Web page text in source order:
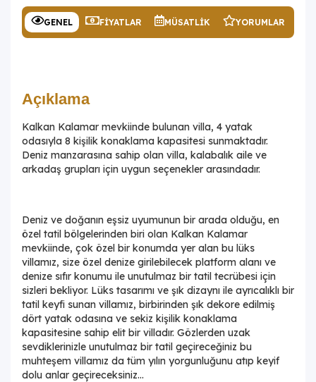
GENEL FIYATLAR MÜSATLIK YORUMLAR
Açıklama
Kalkan Kalamar mevkiinde bulunan villa, 4 yatak
odasıyla 8 kişilik konaklama kapasitesi sunmaktadır.
Deniz manzarasına sahip olan villa, kalabalık aile ve
arkadaş grupları için uygun seçenekler arasındadır.
Deniz ve doğanın eşsiz uyumunun bir arada olduğu, en
özel tatil bölgelerinden biri olan Kalkan Kalamar
mevkiinde, çok özel bir konumda yer alan bu lüks
villamız, size özel denize girilebilecek platform alanı ve
denize sıfır konumu ile unutulmaz bir tatil tecrübesi için
sizleri bekliyor. Lüks tasarımı ve şık dizaynı ile ayrıcalıklı bir
tatil keyfi sunan villamız, birbirinden şık dekore edilmiş
dört yatak odasına ve sekiz kişilik konaklama
kapasitesine sahip elit bir villadır. Gözlerden uzak
sevdiklerinizle unutulmaz bir tatil geçireceğiniz bu
muhteşem villamız da tüm yılın yorgunluğunu atıp keyif
dolu anlar geçireceksiniz...